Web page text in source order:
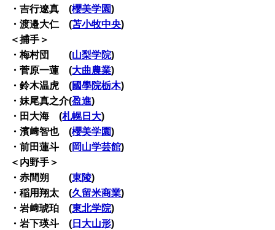
・吉行遼真 (櫻美学園)
・渡邉大仁 (苫小牧中央)
＜捕手＞
・梅村団 (山梨学院)
・菅原一蓮 (大曲農業)
・鈴木温虎 (國學院栃木)
・妹尾真之介(盈進)
・田大海 (札幌日大)
・濱﨑智也 (櫻美学園)
・前田蓮斗 (岡山学芸館)
＜内野手＞
・赤間朔 (東陵)
・稲用翔太 (久留米商業)
・岩﨑琥珀 (東北学院)
・岩下瑛斗 ( 日大山形)